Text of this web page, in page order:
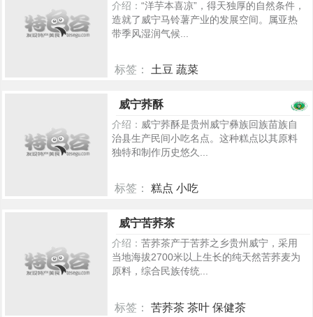
介绍： “洋芋本喜凉”，得天独厚的自然条件，
造就了威宁马铃薯产业的发展空间。属亚热
带季风湿润气候...
标签： 土豆 蔬菜
威宁荞酥
介绍： 威宁荞酥是贵州威宁彝族回族苗族自
治县生产民间小吃名点。这种糕点以其原料
独特和制作历史悠久...
标签： 糕点 小吃
威宁苦荞茶
介绍： 苦荞茶产于苦荞之乡贵州威宁，采用
当地海拔2700米以上生长的纯天然苦荞麦为
原料，综合民族传统...
标签： 苦荞茶 茶叶 保健茶